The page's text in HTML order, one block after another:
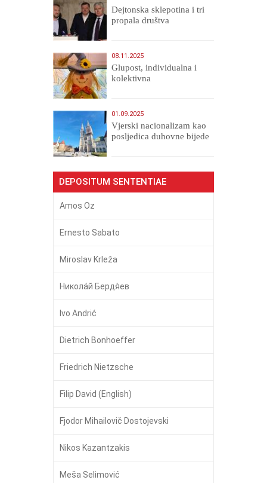
Dejtonska sklepotina i tri
propala društva
08.11.2025
Glupost, individualna i
kolektivna
01.09.2025
​Vjerski nacionalizam kao
posljedica duhovne bijede
DEPOSITUM SENTENTIAE
Amos Oz
Ernesto Sabato
Miroslav Krleža
Никола́й Бердя́ев
Ivo Andrić
Dietrich Bonhoeffer
Friedrich Nietzsche
Filip David (English)
Fjodor Mihailovič Dostojevski
Nikos Kazantzakis
Meša Selimović